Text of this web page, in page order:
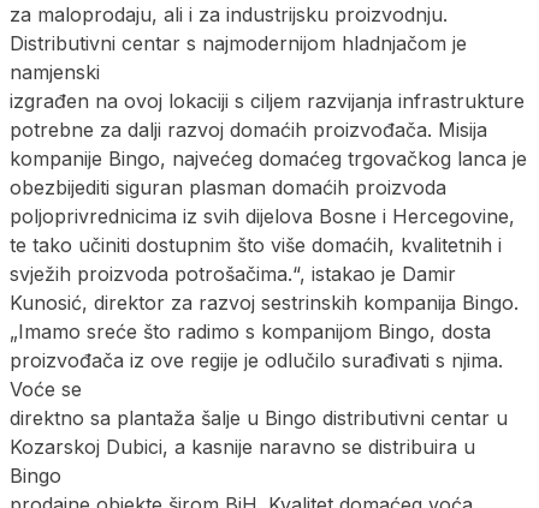
za maloprodaju, ali i za industrijsku proizvodnju.
Distributivni centar s najmodernijom hladnjačom je
namjenski
izgrađen na ovoj lokaciji s ciljem razvijanja infrastrukture
potrebne za dalji razvoj domaćih proizvođača. Misija
kompanije Bingo, najvećeg domaćeg trgovačkog lanca je
obezbijediti siguran plasman domaćih proizvoda
poljoprivrednicima iz svih dijelova Bosne i Hercegovine,
te tako učiniti dostupnim što više domaćih, kvalitetnih i
svježih proizvoda potrošačima.“, istakao je Damir
Kunosić, direktor za razvoj sestrinskih kompanija Bingo.
„Imamo sreće što radimo s kompanijom Bingo, dosta
proizvođača iz ove regije je odlučilo surađivati s njima.
Voće se
direktno sa plantaža šalje u Bingo distributivni centar u
Kozarskoj Dubici, a kasnije naravno se distribuira u
Bingo